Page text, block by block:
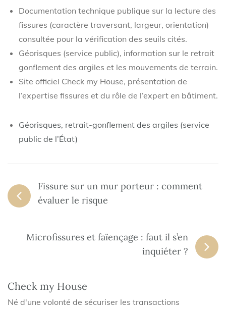
Documentation technique publique sur la lecture des
fissures (caractère traversant, largeur, orientation)
consultée pour la vérification des seuils cités.
Géorisques (service public), information sur le retrait
gonflement des argiles et les mouvements de terrain.
Site officiel Check my House, présentation de
l’expertise fissures et du rôle de l’expert en bâtiment.
Géorisques, retrait-gonflement des argiles (service
public de l’État)
Fissure sur un mur porteur : comment
évaluer le risque
Microfissures et faïençage : faut il s’en
inquiéter ?
Check my House
Né d'une volonté de sécuriser les transactions